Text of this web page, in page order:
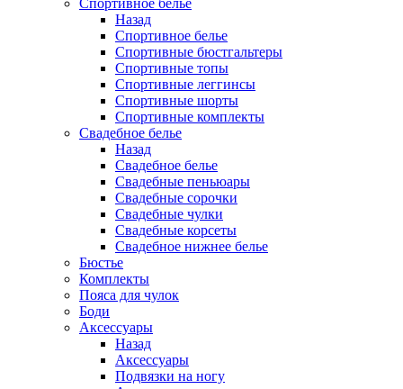
Спортивное белье
Назад
Спортивное белье
Спортивные бюстгальтеры
Спортивные топы
Спортивные леггинсы
Спортивные шорты
Спортивные комплекты
Свадебное белье
Назад
Свадебное белье
Свадебные пеньюары
Свадебные сорочки
Свадебные чулки
Свадебные корсеты
Свадебное нижнее белье
Бюстье
Комплекты
Пояса для чулок
Боди
Аксессуары
Назад
Аксессуары
Подвязки на ногу